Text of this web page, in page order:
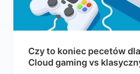
Czy to koniec pecetów
Cloud gaming vs